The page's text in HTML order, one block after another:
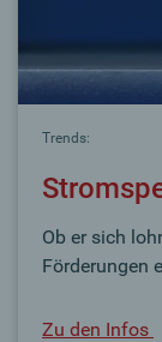
Trends:
Ob er sich
Förderungen
Zu den Infos